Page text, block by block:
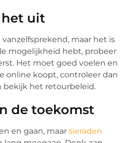
het uit
maar het is
mogelijkheid hebt, probeer
Het moet goed voelen en
online koopt, controleer dan
bekijk het retourbeleid.
de toekomst
en gaan, maarsieraden